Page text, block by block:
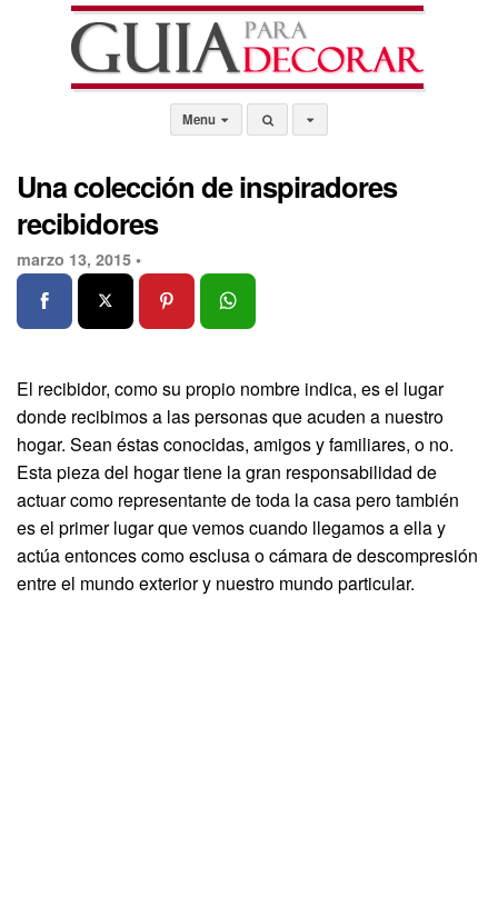
Menu
Una colección de inspiradores
recibidores
marzo 13, 2015 •
El recibidor, como su propio nombre indica, es el lugar
donde recibimos a las personas que acuden a nuestro
hogar. Sean éstas conocidas, amigos y familiares, o no.
Esta pieza del hogar tiene la gran responsabilidad de
actuar como representante de toda la casa pero también
es el primer lugar que vemos cuando llegamos a ella y
actúa entonces como esclusa o cámara de descompresión
entre el mundo exterior y nuestro mundo particular.